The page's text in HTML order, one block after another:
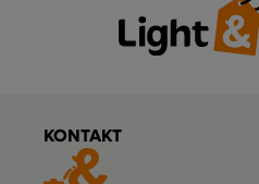
KONTAKT